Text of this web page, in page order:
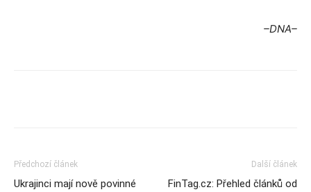
–DNA–
Předchozí článek
Ukrajinci mají nově povinné
Další článek
FinTag.cz: Přehled článků od